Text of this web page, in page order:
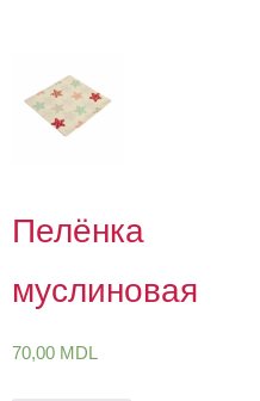
Пелёнка
муслиновая
70,00 MDL